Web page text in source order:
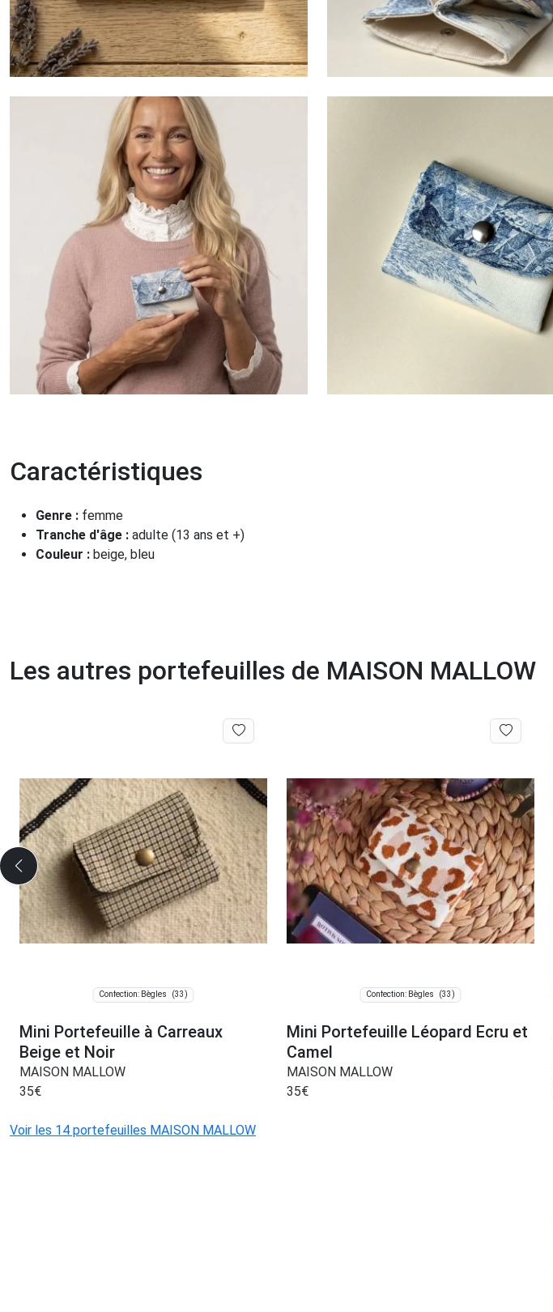
Caractéristiques
Genre : femme
Tranche d'âge : adulte (13 ans et +)
Couleur : beige, bleu
Les autres portefeuilles de MAISON MALLOW
Confection: Bègles (33)
Mini Portefeuille à Carreaux
Beige et Noir
MAISON MALLOW
35€
Confection: Bègles (33)
Mini Portefeuille Léopard Ecru et
Camel
MAISON MALLOW
35€
Voir les 14 portefeuilles MAISON MALLOW